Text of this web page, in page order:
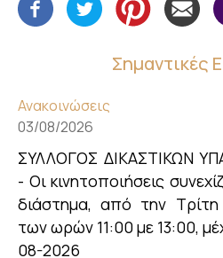
Σημαντικές
Ανακοινώσεις
03/08/2026
ΣΥΛΛΟΓΟΣ ΔΙΚΑΣΤΙΚΩΝ
- Οι κινητοποιήσεις
διάστημα, από την
των ωρών 11:00 με 13:00,
08-2026